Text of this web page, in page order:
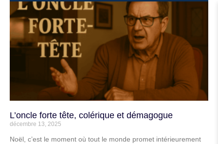
L’oncle forte tête, colérique et démagogue
décembre 13, 2025
Noël, c’est le moment où tout le monde promet intérieurement